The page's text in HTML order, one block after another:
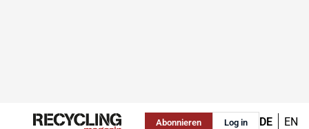
Abonnieren Log in DE EN